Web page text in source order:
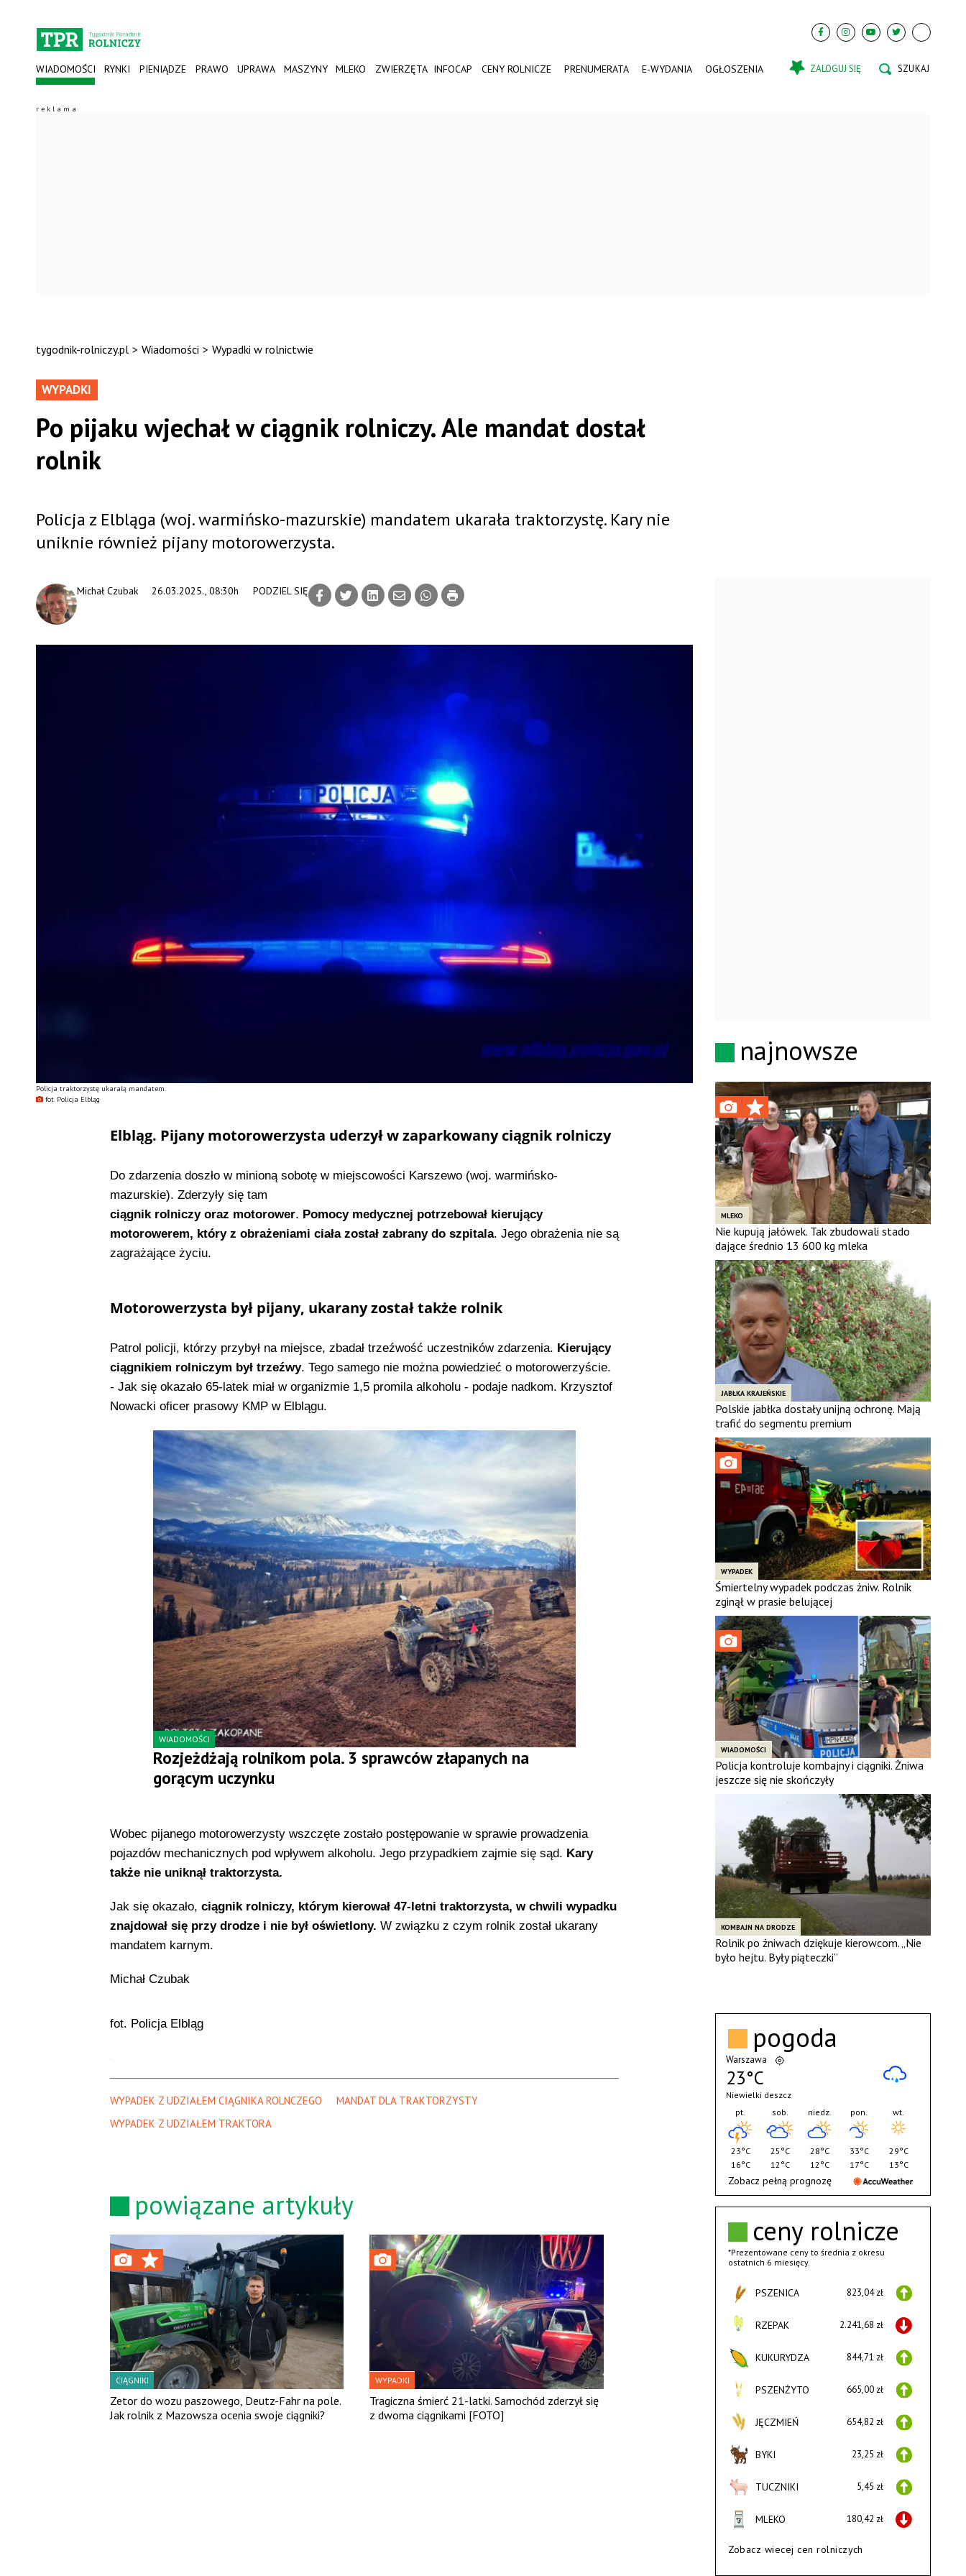
WIADOMOŚCI RYNKI PIENIĄDZE PRAWO UPRAWA MASZYNY MLEKO ZWIERZĘTA INFOCAP CENY ROLNICZE PRENUMERATA E-WYDANIA OGŁOSZENIA ZALOGUJ SIĘ
tygodnik-rolniczy.pl > Wiadomości > Wypadki w rolnictwie
Policja traktorzystę ukarałą mandatem.
fot. Policja Elbląg
WYPADKI
Po pijaku wjechał w ciągnik rolniczy. Ale mandat dostał
rolnik
26.03.2025., 08:30h
Michał Czubak PODZIEL SIĘ
Policja z Elbląga (woj. warmińsko-mazurskie) mandatem ukarała traktorzystę. Kary nie
uniknie również pijany motorowerzysta.
Elbląg. Pijany motorowerzysta uderzył w zaparkowany ciągnik rolniczy
Do zdarzenia doszło w minioną sobotę w miejscowości Karszewo (woj. warmińsko-
mazurskie). Zderzyły się tam
ciągnik rolniczy oraz motorower. Pomocy medycznej potrzebował kierujący
motorowerem, który z obrażeniami ciała został zabrany do szpitala. Jego obrażenia nie są
zagrażające życiu.
Motorowerzysta był pijany, ukarany został także rolnik
Patrol policji, którzy przybył na miejsce, zbadał trzeźwość uczestników zdarzenia. Kierujący
ciągnikiem rolniczym był trzeźwy. Tego samego nie można powiedzieć o motorowerzyście.
- Jak się okazało 65-latek miał w organizmie 1,5 promila alkoholu - podaje nadkom. Krzysztof
Nowacki oficer prasowy KMP w Elblągu.
WIADOMOŚCI
Rozjeżdżają rolnikom pola. 3 sprawców złapanych na
gorącym uczynku
Wobec pijanego motorowerzysty wszczęte zostało postępowanie w sprawie prowadzenia
pojazdów mechanicznych pod wpływem alkoholu. Jego przypadkiem zajmie się sąd. Kary
także nie uniknął traktorzysta.
Jak się okazało, ciągnik rolniczy, którym kierował 47-letni traktorzysta, w chwili wypadku
znajdował się przy drodze i nie był oświetlony. W związku z czym rolnik został ukarany
mandatem karnym.
Michał Czubak
fot. Policja Elbląg
WYPADEK Z UDZIAŁEM CIĄGNIKA ROLNCZEGO
MANDAT DLA TRAKTORZYSTY
WYPADEK Z UDZIAŁEM TRAKTORA
powiązane artykuły
CIĄGNIKI
Zetor do wozu paszowego, Deutz-Fahr na pole.
Jak rolnik z Mazowsza ocenia swoje ciągniki?
WYPADKI
Tragiczna śmierć 21-latki. Samochód zderzył się
z dwoma ciągnikami [FOTO]
najnowsze
MLEKO
Nie kupują jałówek. Tak zbudowali stado
dające średnio 13 600 kg mleka
JABŁKA KRAJEŃSKIE
Polskie jabłka dostały unijną ochronę. Mają
trafić do segmentu premium
WYPADEK
Śmiertelny wypadek podczas żniw. Rolnik
zginął w prasie belującej
WIADOMOŚCI
Policja kontroluje kombajny i ciągniki. Żniwa
jeszcze się nie skończyły
KOMBAJN NA DRODZE
Rolnik po żniwach dziękuje kierowcom. „Nie
było hejtu. Były piąteczki”
ceny rolnicze
*Prezentowane ceny to średnia z okresu
ostatnich 6 miesięcy.
PSZENICA 823,04 zł
RZEPAK 2.241,68 zł
KUKURYDZA 844,71 zł
PSZENŻYTO 665,00 zł
JĘCZMIEŃ 654,82 zł
BYKI 23,25 zł
TUCZNIKI 5,45 zł
MLEKO 180,42 zł
Zobacz wiecej cen rolniczych
pogoda
Warszawa
23°C
Niewielki deszcz
pt.
23°C
16°C
sob.
25°C
12°C
niedz.
28°C
12°C
pon.
33°C
17°C
wt.
29°C
13°C
Zobacz pełną prognozę